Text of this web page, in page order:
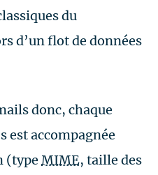
du
d’un flot de données
donc, chaque
est accompagnée
(type MIME, taille des